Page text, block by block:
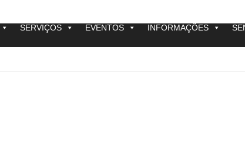
SERVIÇOS EVENTOS INFORMAÇÕES